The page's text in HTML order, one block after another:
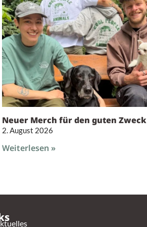
Neuer Merch für den guten Zweck
2. August 2026
Weiterlesen »